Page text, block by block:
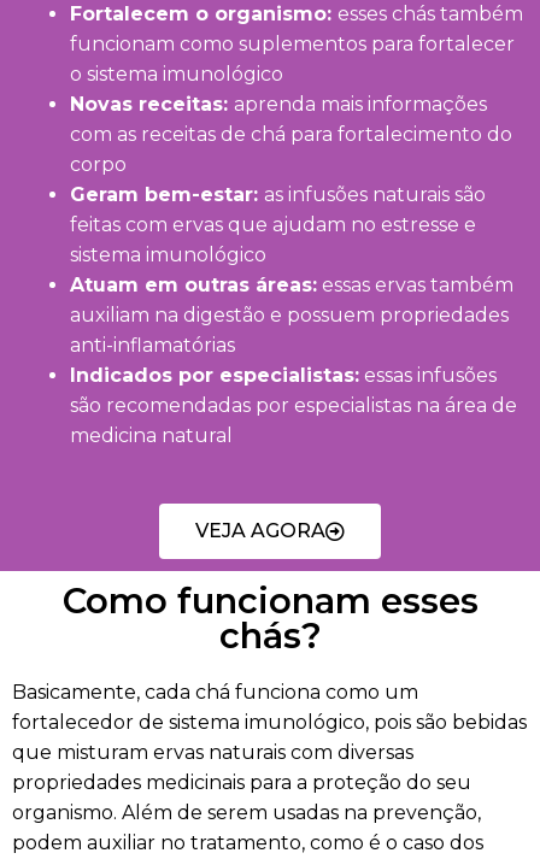
Fortalecem o organismo: esses chás também
funcionam como suplementos para fortalecer
o sistema imunológico
Novas receitas: aprenda mais informações
com as receitas de chá para fortalecimento do
corpo
Geram bem-estar: as infusões naturais são
feitas com ervas que ajudam no estresse e
sistema imunológico
Atuam em outras áreas: essas ervas também
auxiliam na digestão e possuem propriedades
anti-inflamatórias
Indicados por especialistas: essas infusões
são recomendadas por especialistas na área de
medicina natural
VEJA AGORA
Como funcionam esses
chás?
Basicamente, cada chá funciona como um
fortalecedor de sistema imunológico, pois são bebidas
que misturam ervas naturais com diversas
propriedades medicinais para a proteção do seu
organismo. Além de serem usadas na prevenção,
podem auxiliar no tratamento, como é o caso dos